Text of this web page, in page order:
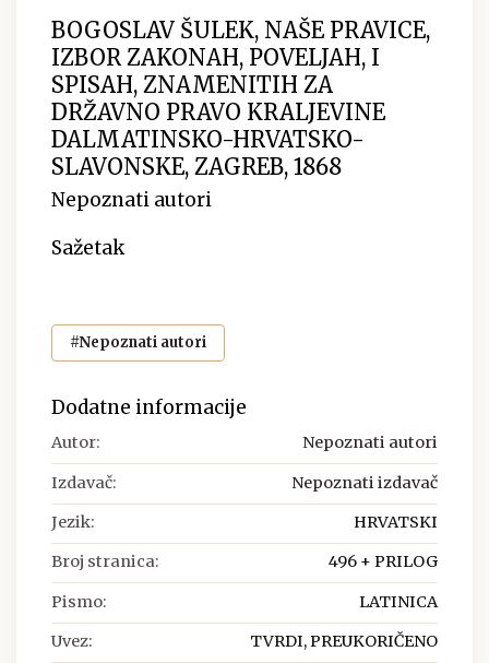
BOGOSLAV ŠULEK, NAŠE PRAVICE,
IZBOR ZAKONAH, POVELJAH, I
SPISAH, ZNAMENITIH ZA
DRŽAVNO PRAVO KRALJEVINE
DALMATINSKO-HRVATSKO-
SLAVONSKE, ZAGREB, 1868
Nepoznati autori
Sažetak
#Nepoznati autori
Dodatne informacije
Autor: Nepoznati autori
Izdavač: Nepoznati izdavač
Jezik: HRVATSKI
Broj stranica: 496 + PRILOG
Pismo: LATINICA
Uvez: TVRDI, PREUKORIČENO